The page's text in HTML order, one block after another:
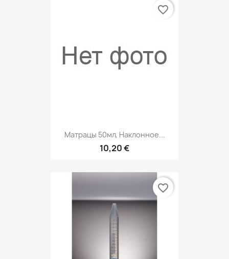
Матрацы 50мл, Наклонное...
10,20 €
favorite_border
favorite_border